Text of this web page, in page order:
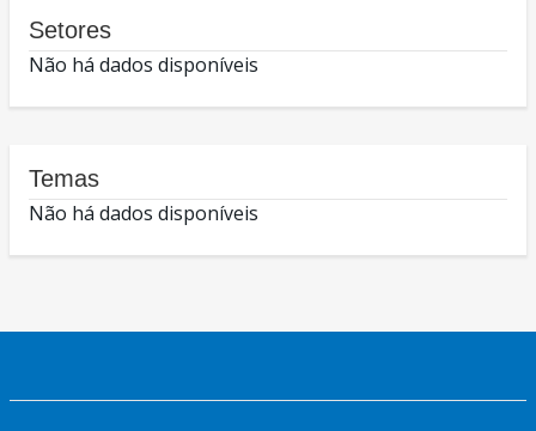
Setores
Não há dados disponíveis
Temas
Não há dados disponíveis